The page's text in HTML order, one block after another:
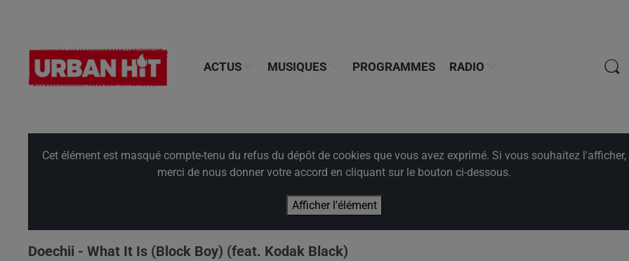
ACTUS MUSIQUES PROGRAMMES RADIO
Cet élément est masqué compte-tenu du refus du dépôt de cookies que vous avez exprimé. Si vous souhaitez l'afficher,
merci de nous donner votre accord en cliquant sur le bouton ci-dessous.
Afficher l'élément
Doechii - What It Is (Block Boy) (feat. Kodak Black)